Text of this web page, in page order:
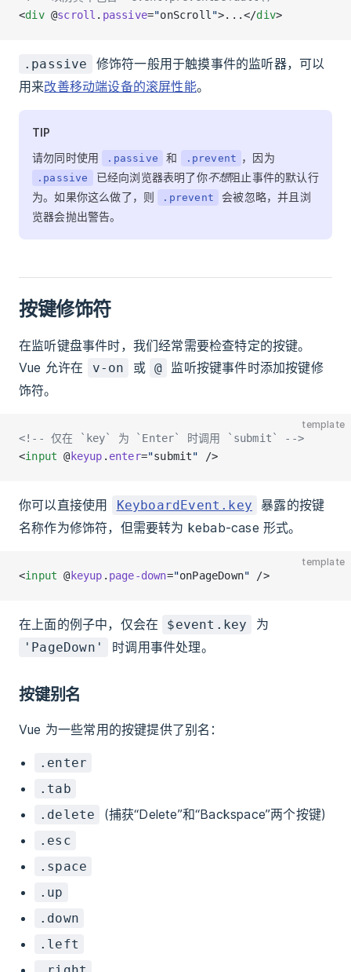
<div @scroll . passive="onScroll ">...</div>
.passive
修饰符一般用于触摸事件的监听器，可以
用来改善移动端设备的滚屏性能。
TIP
请勿同时使用
.passive 和 .prevent ，因为
.passive 已经向浏览器表明了你不想阻止事件的默认行
为。如果你这么做了，则
.prevent
会被忽略，并且浏
览器会抛出警告。
按键修饰符
在监听键盘事件时，我们经常需要检查特定的按键。
Vue 允许在
v-on 或 @
监听按键事件时添加按键修
饰符。
template
<!-- 仅在 `key` 为 `Enter` 时调用 `submit` -->
<input @ keyup . enter="submit" />
你可以直接使用 KeyboardEvent.key
暴露的按键
名称作为修饰符，但需要转为 kebab-case 形式。
template
<input @ keyup . page-down="onPageDown" />
在上面的例子中，仅会在 $event.key 为
'PageDown' 时调用事件处理。
按键别名
Vue 为一些常用的按键提供了别名：
.enter
.tab
.delete
(捕获“Delete”和“Backspace”两个按键)
.esc
.space
.up
.down
.left